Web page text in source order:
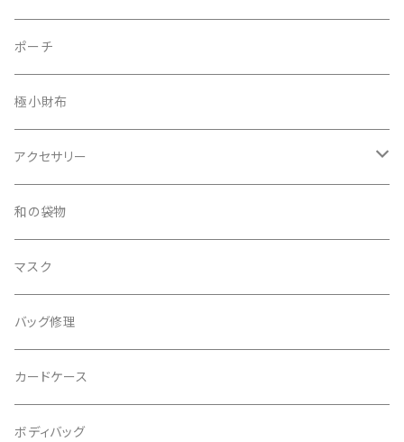
ポーチ
極小財布
アクセサリー
ピアス
イヤリング
和の袋物
マスク
バッグ修理
カードケース
ボディバッグ